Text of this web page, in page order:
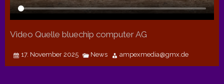
Video Quelle bluechip computer AG
17. November 2025 News ampexmedia@gmx.de